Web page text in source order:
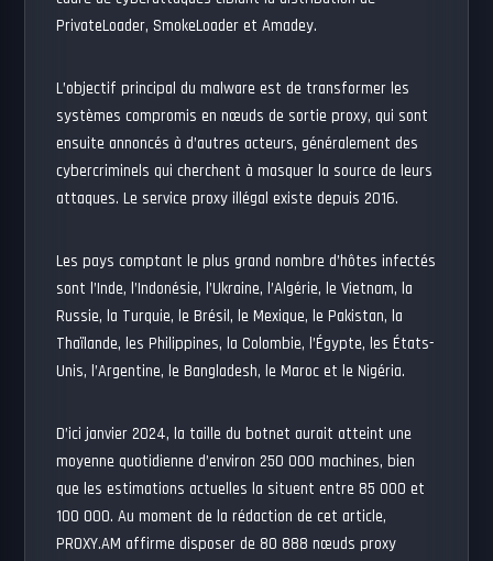
PrivateLoader, SmokeLoader et Amadey.
L’objectif principal du malware est de transformer les
systèmes compromis en nœuds de sortie proxy, qui sont
ensuite annoncés à d’autres acteurs, généralement des
cybercriminels qui cherchent à masquer la source de leurs
attaques. Le service proxy illégal existe depuis 2016.
Les pays comptant le plus grand nombre d’hôtes infectés
sont l’Inde, l’Indonésie, l’Ukraine, l’Algérie, le Vietnam, la
Russie, la Turquie, le Brésil, le Mexique, le Pakistan, la
Thaïlande, les Philippines, la Colombie, l’Égypte, les États-
Unis, l’Argentine, le Bangladesh, le Maroc et le Nigéria.
D’ici janvier 2024, la taille du botnet aurait atteint une
moyenne quotidienne d’environ 250 000 machines, bien
que les estimations actuelles la situent entre 85 000 et
100 000. Au moment de la rédaction de cet article,
PROXY.AM affirme disposer de 80 888 nœuds proxy